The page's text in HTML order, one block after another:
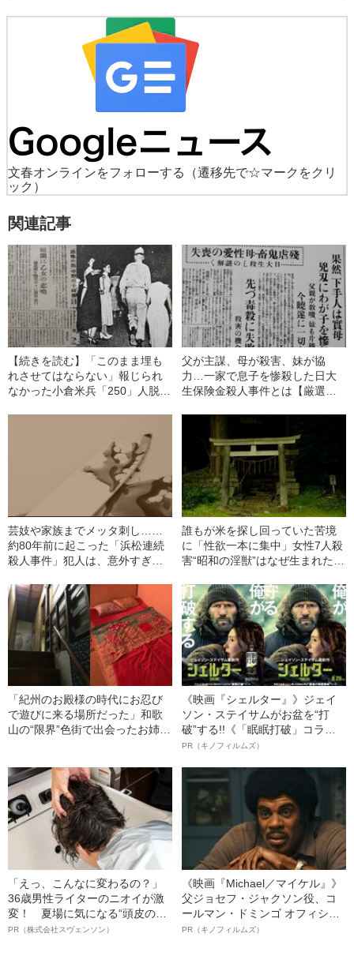
文春オンラインをフォローする
（遷移先で☆マークをクリ
ック）
関連記事
【続きを読む】「このまま埋も
れさせてはならない」報じられ
なかった小倉米兵「250」人脱走
父が主謀、母が殺害、妹が協
力…一家で息子を惨殺した日大
生保険金殺人事件とは【厳選再
芸妓や家族までメッタ刺し……
約80年前に起こった「浜松連続
殺人事件」犯人は、意外すぎる
誰もが米を探し回っていた苦境
に「性欲一本に集中」女性7人殺
害“昭和の淫獣”はなぜ生まれた
「紀州のお殿様の時代にお忍び
で遊びに来る場所だった」和歌
山の“限界”色街で出会ったお姉さ
《映画『シェルター』》ジェイ
ソン・ステイサムがお盆を“打
破”する!!《「眠眠打破」コラ
ボ》
PR（キノフィルムズ）
「えっ、こんなに変わるの？」
36歳男性ライターのニオイが激
変！ 夏場に気になる“頭皮のニ
オイ”や“ベタつき”を解消す
PR（株式会社スヴェンソン）
《映画『Michael／マイケル』》
父ジョセフ・ジャクソン役、コ
ールマン・ドミンゴ オフィシャ
ルインタビュー“観客を魅了した
PR（キノフィルムズ）